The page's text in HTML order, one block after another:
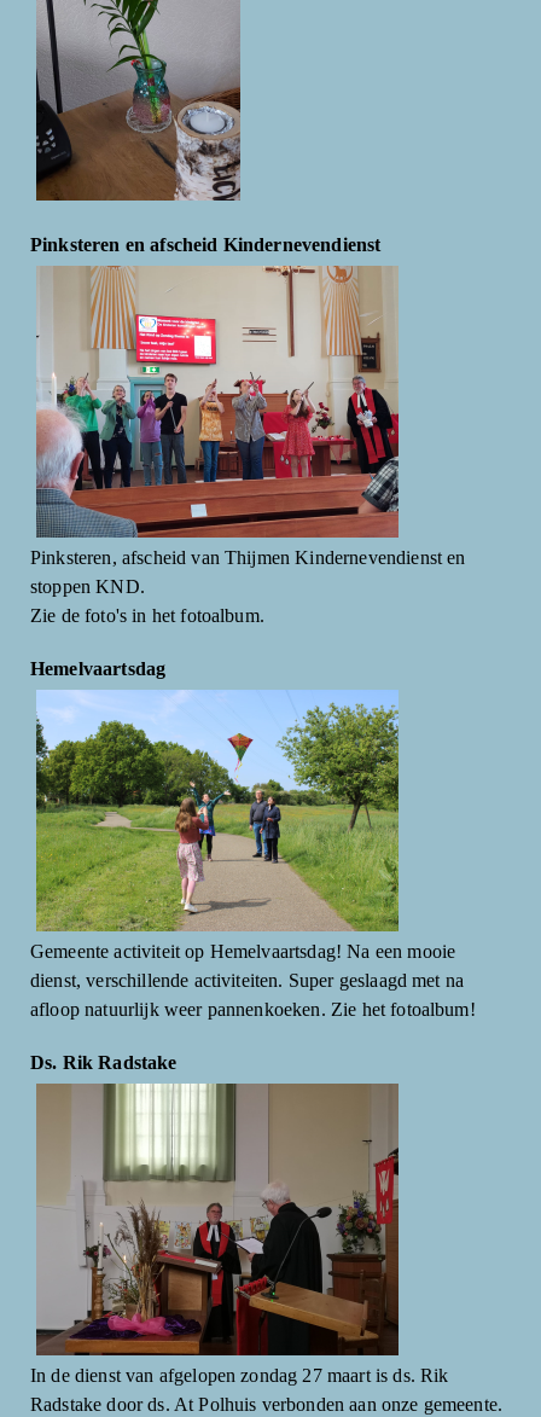
Pinksteren en afscheid Kindernevendienst
Pinksteren, afscheid van Thijmen Kindernevendienst en
stoppen KND.
Zie de foto's in het fotoalbum.
Hemelvaartsdag
Gemeente activiteit op Hemelvaartsdag! Na een mooie
dienst, verschillende activiteiten. Super geslaagd met na
afloop natuurlijk weer pannenkoeken. Zie het fotoalbum!
Ds. Rik Radstake
In de dienst van afgelopen zondag 27 maart is ds. Rik
Radstake door ds. At Polhuis verbonden aan onze gemeente.